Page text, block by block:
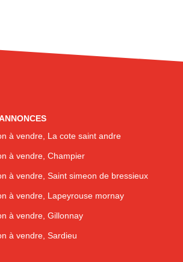
à vendre, La cote saint andre
à vendre, Champier
à vendre, Saint simeon de bressieux
à vendre, Lapeyrouse mornay
à vendre, Gillonnay
à vendre, Sardieu